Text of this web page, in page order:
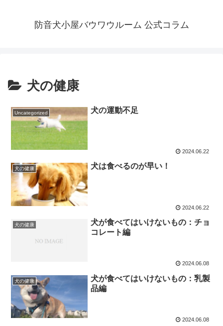
防音犬小屋バウワウルーム 公式コラム
犬の健康
Uncategorized 犬の運動不足
2024.06.22
犬の健康 犬は食べるのが早い！
2024.06.22
犬の健康
犬が食べてはいけないもの：チョ
コレート編
2024.06.08
犬の健康
犬が食べてはいけないもの：乳製
品編
2024.06.08